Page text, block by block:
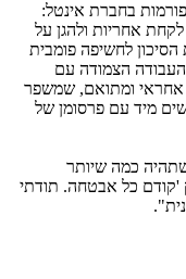
בחברת אינטל:
אחריות ולהגן על
לחשיפה פומבית
העבודה הצמודה עם
אחראי ומתואם, שמשפר
מיד עם פרסומן של
כמה שיותר
'קודם כל אבטחה. תודתי